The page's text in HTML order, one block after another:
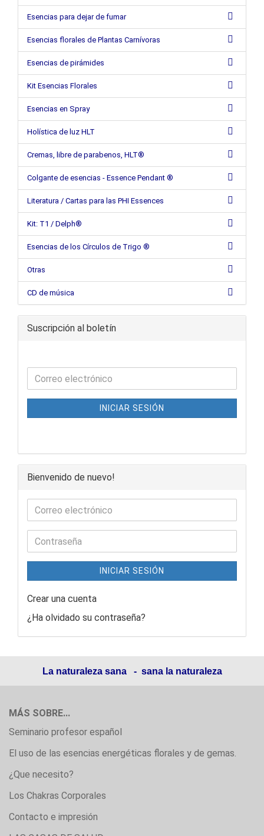
Esencias para dejar de fumar
Esencias florales de Plantas Carnívoras
Esencias de pirámides
Kit Esencias Florales
Esencias en Spray
Holística de luz HLT
Cremas, libre de parabenos, HLT®
Colgante de esencias - Essence Pendant ®
Literatura / Cartas para las PHI Essences
Kit: T1 / Delph®
Esencias de los Círculos de Trigo ®
Otras
CD de música
Suscripción al boletín
INICIAR SESIÓN
Bienvenido de nuevo!
INICIAR SESIÓN
Crear una cuenta
¿Ha olvidado su contraseña?
La naturaleza sana - sana la naturaleza
MÁS SOBRE...
Seminario profesor español
El uso de las esencias energéticas florales y de gemas.
¿Que necesito?
Los Chakras Corporales
Contacto e impresión